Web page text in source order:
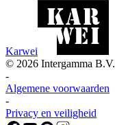
Karwei
© 2026 Intergamma B.V.
-
Algemene voorwaarden
-
Privacy en veiligheid